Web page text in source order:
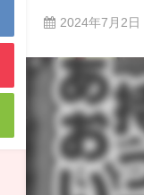
2024年7月2日